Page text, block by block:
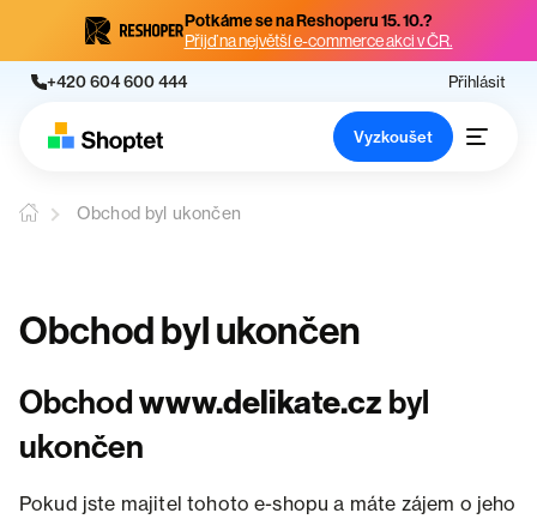
Potkáme se na Reshoperu 15. 10.?
Přijď na největší e-commerce akci v ČR.
+420 604 600 444 Přihlásit
Vyzkoušet
Obchod byl ukončen
Obchod byl ukončen
Obchodwww.delikate.cz byl
ukončen
Pokud jste majitel tohoto e-shopu a máte zájem o jeho